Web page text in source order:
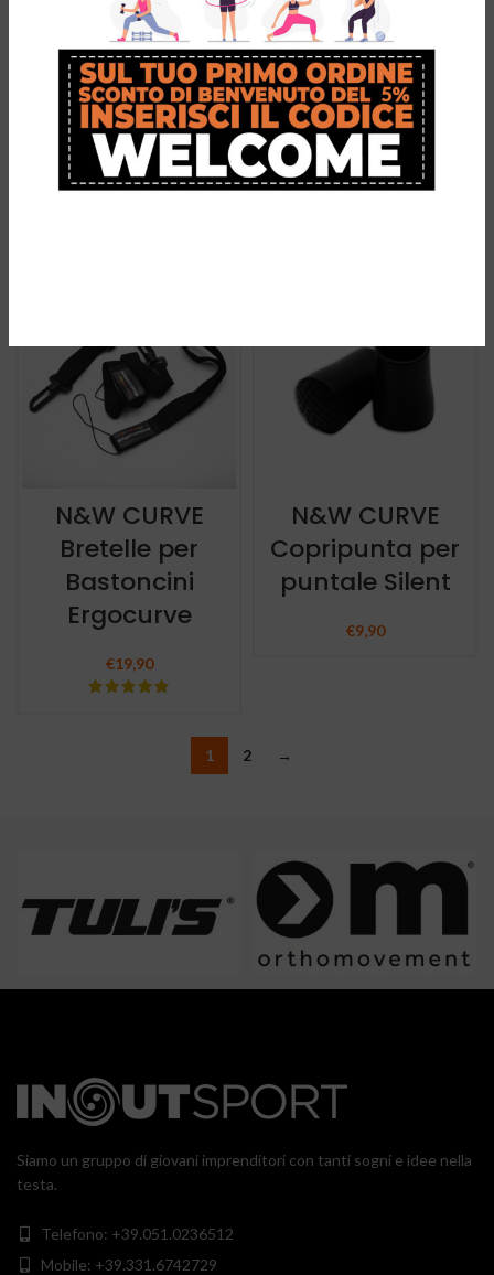
Ergocurve 900
URBAN asta
richiudibile in 3
stadi
Ergocurve Asta
Inferiore con
Pultale Sky
Race
N&W CURVE
Bretelle per
Bastoncini
Ergocurve
€19,90
N&W CURVE
Copripunta per
puntale Silent
€9,90
1 2 →
Siamo un gruppo di giovani imprenditori con tanti sogni e idee nella
testa.
Telefono: +39.051.0236512
Mobile: +39.331.6742729